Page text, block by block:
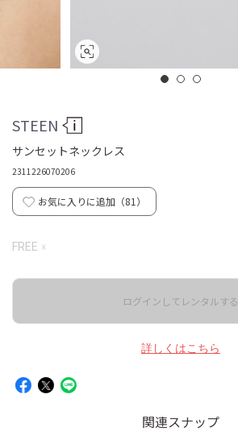
STEEN
サンセットネックレス
2311226070206
お気に入りに追加（81 ）
FREE ☓
ログインしてレンタルする
詳しくはこちら
関連スナップ